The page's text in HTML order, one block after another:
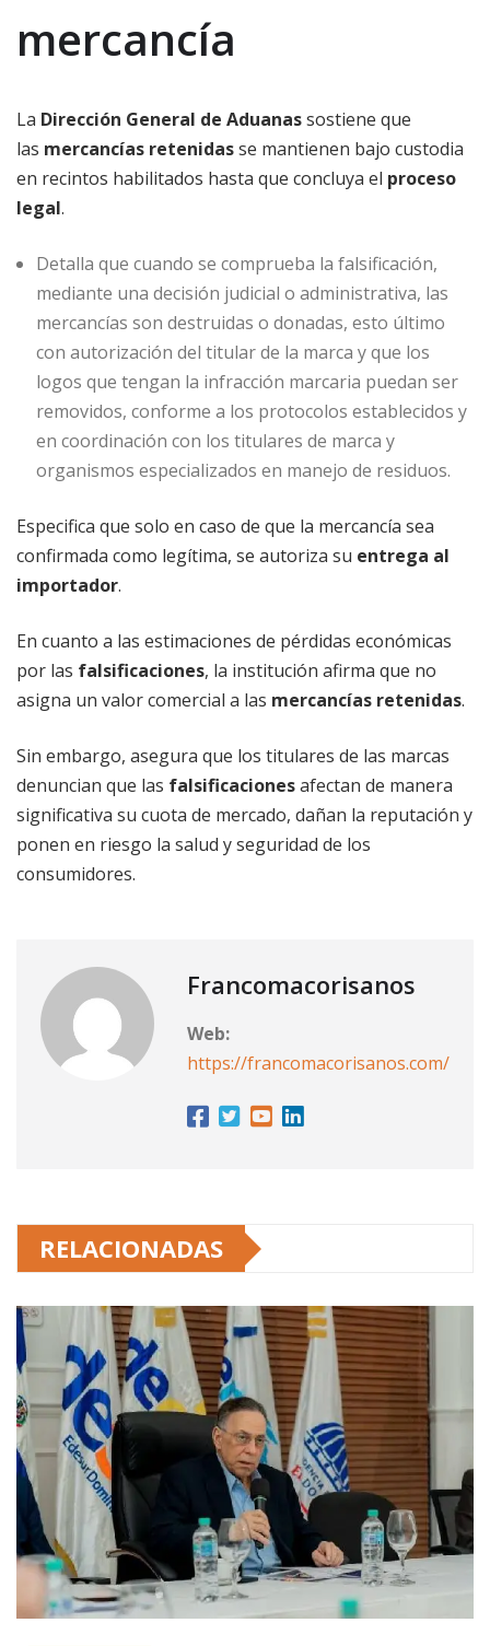
mercancía
La Dirección General de Aduanassostiene que
las mercancías retenidasse mantienen bajo custodia
en recintos habilitados hasta que concluya el proceso
legal.
Detalla que cuando se comprueba la falsificación,
mediante una decisión judicial o administrativa, las
mercancías son destruidas o donadas, esto último
con autorización del titular de la marca y que los
logos que tengan la infracción marcaria puedan ser
removidos, conforme a los protocolos establecidos y
en coordinación con los titulares de marca y
organismos especializados en manejo de residuos.
Especifica que solo en caso de que la mercancía sea
confirmada como legítima, se autoriza su entrega al
importador.
En cuanto a las estimaciones de pérdidas económicas
por las falsificaciones, la institución afirma que no
asigna un valor comercial a las mercancías retenidas.
Sin embargo, asegura que los titulares de las marcas
denuncian que las falsificacionesafectan de manera
significativa su cuota de mercado, dañan la reputación y
ponen en riesgo la salud y seguridad de los
consumidores.
Francomacorisanos
Web:
https://francomacorisanos.com/
RELACIONADAS